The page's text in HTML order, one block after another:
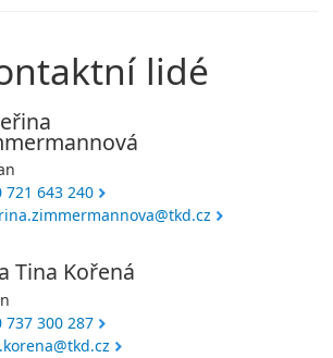
lidé
721 643 240
Tina Kořená
737 300 287